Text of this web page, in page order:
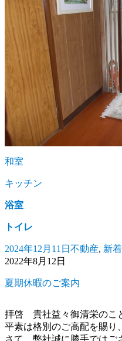
和室
キッチン
浴室
トイレ
投
稿
日:
2024年12月11日
カ
不動産, 新
2022年8月12日
夏期休暇のご案内
拝啓 貴社益々御清栄のこ
平素は格別のご高配を賜り